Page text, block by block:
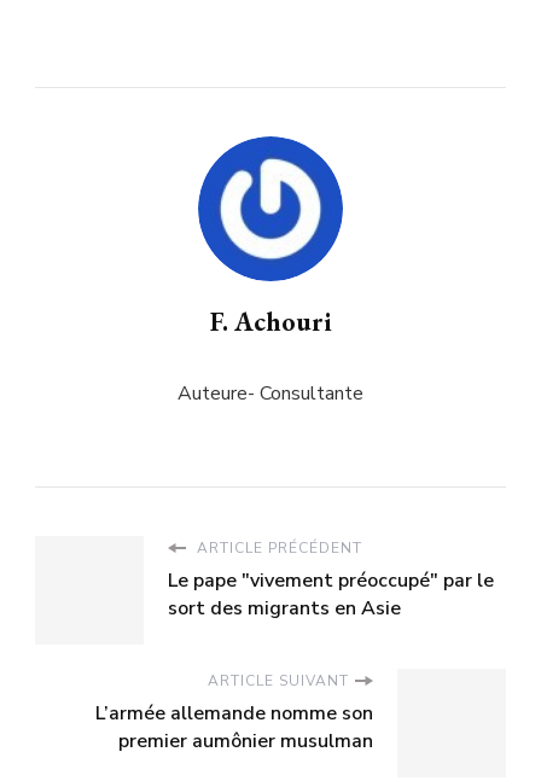
F. Achouri
Auteure- Consultante
ARTICLE PRÉCÉDENT
Le pape "vivement préoccupé" par le
sort des migrants en Asie
ARTICLE SUIVANT
L’armée allemande nomme son
premier aumônier musulman